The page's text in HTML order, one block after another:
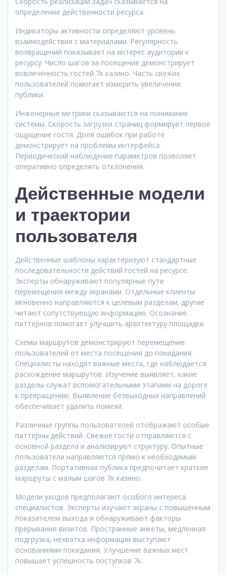
определение действенности ресурса.
Индикаторы активности определяют уровень
взаимодействия с материалами. Регулярность
возвращений показывает на интерес аудитории к
ресурсу. Число шагов за посещение демонстрирует
вовлечённость гостей 7к казино. Часть свежих
пользователей помогает измерить увеличение
публики.
Инженерные метрики сказываются на понимание
системы. Скорость загрузки страниц формирует первое
ощущение гостя. Доля ошибок при работе
демонстрирует на проблемы интерфейса.
Периодический наблюдение параметров позволяет
оперативно определять отклонения.
Действенные модели
и траектории
пользователя
Действенные шаблоны характеризуют стандартные
последовательности действий гостей на ресурсе.
Эксперты обнаруживают популярные пути
перемещения между экранами. Отдельные клиенты
мгновенно направляются к целевым разделам, другие
читают сопутствующую информацию. Осознание
паттернов помогает улучшить архитектуру площадки.
Схемы маршрутов демонстрируют перемещение
пользователей от места посещения до покидания.
Специалисты находят важные места, где наблюдается
расхождение маршрутов. Изучение выявляет, какие
разделы служат вспомогательными этапами на дороге
к превращению. Выявление безвыходных направлений
обеспечивает удалить помехи.
Различные группы пользователей отображают особые
паттерны действий. Свежие гости отправляются с
основной раздела и анализируют структуру. Опытные
пользователи направляются прямо к необходимым
разделам. Портативная публика предпочитает краткие
маршруты с малым шагов 7к казино.
Модели уходов предполагают особого интереса
специалистов. Эксперты изучают экраны с повышенным
показателем выхода и обнаруживают факторы
прерывания визитов. Пространные анкеты, медленная
подгрузка, нехватка информации выступают
основаниями покидания. Улучшение важных мест
повышает успешность поступков 7к.